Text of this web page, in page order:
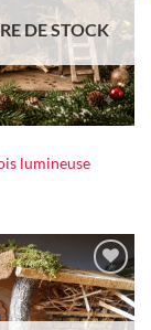
DE STOCK
lumineuse
Ajouter
à la liste
d'envie